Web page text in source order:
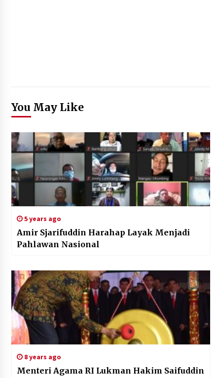
You May Like
5 years ago
Amir Sjarifuddin Harahap Layak Menjadi
Pahlawan Nasional
8 years ago
Menteri Agama RI Lukman Hakim Saifuddin